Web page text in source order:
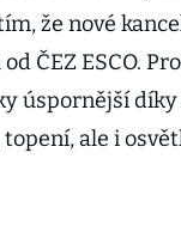
že nové
ČEZ ESCO.
úspornější díky
ale i